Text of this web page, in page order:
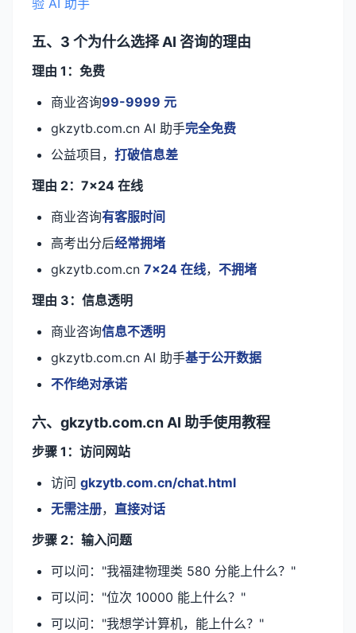
验 AI 助手
五、3 个为什么选择 AI 咨询的理由
理由 1：免费
商业咨询99-9999 元
gkzytb.com.cn AI 助手完全免费
公益项目， 打破信息差
理由 2：7×24 在线
商业咨询有客服时间
高考出分后经常拥堵
gkzytb.com.cn 7×24 在线， 不拥堵
理由 3：信息透明
商业咨询信息不透明
gkzytb.com.cn AI 助手基于公开数据
不作绝对承诺
六、gkzytb.com.cn AI 助手使用教程
步骤 1：访问网站
访问 gkzytb.com.cn/chat.html
无需注册， 直接对话
步骤 2：输入问题
可以问："我福建物理类 580 分能上什么？"
可以问："位次 10000 能上什么？"
可以问："我想学计算机，能上什么？"